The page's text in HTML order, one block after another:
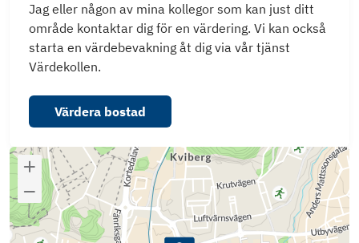
Jag eller någon av mina kollegor som kan just ditt
område kontaktar dig för en värdering. Vi kan också
starta en värdebevakning åt dig via vår tjänst
Värdekollen.
Värdera bostad